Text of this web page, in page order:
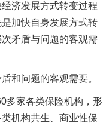
济发展方式转变过程
加快自身发展方式转
矛盾与问题的客观需
和问题的客观需要。
家各类保险机构，形
机构共生、商业性保